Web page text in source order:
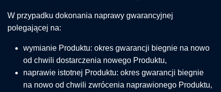
W przypadku dokonania naprawy gwarancyjnej
polegającej na:
wymianie Produktu: okres gwarancji biegnie na nowo
od chwili dostarczenia nowego Produktu,
naprawie istotnej Produktu: okres gwarancji biegnie
na nowo od chwili zwrócenia naprawionego Produktu,